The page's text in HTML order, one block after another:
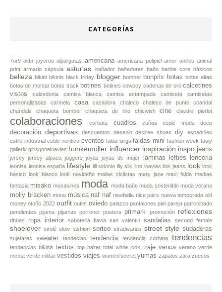
CATEGORÍAS
7or9 alda joyeros alpargatas americana americana polipiel amor anillos animal
print armario cápsula asturias bañador bañadores baño barbie core básicos
belleza bikini bikinis black friday blogger bomber bonprix botas botas altas
botas de montar botas track botines botines cowboy cadenas de oro calcetines
vistos
calzedonia camisa blanca camisa estampada camiseta
camisetas
personalizadas
carmela casa cazadora chaleco chaleco de punto
chandal
chandals
chaqueta bomber chaqueta de lino chicwish cine claudie pierlot
colaboraciones corbata cuadros cuñas cuplé moda deco
decoración deportivas descuentos desenio desiree shoes diy
espadriles
estilo industrial estilo nordico eventos falda larga faldas mini fashion week fasiy
gallerix girlsgoneloavies hunkemöller influencer inspiración inspo jeans
jersey jersey alpaca joggers joyas joyas de mujer laminas lefties lenceria
leonisa leonisa españa lifestyle lili sidonio lily silk lino loavies lois jeans look look
básico look blanco look navideño mallas ciclistas mary jane maxi falda medias
fantasia misako mocasines moda moda baño moda sostenible moda verano
molly bracken mono música naf naf newbella nice pairs nueva temporada old
money otoño 2022 outfit outlet oviedo palazzo pantalones piel pareja patrocinado
pendientes
pijama pijamas porronet posters primark promoción reflexiones
rihoas ropa interior sabateria flavia san valentin sandalias second female
shoelover sirolé slow fashion sorteo stradivarius street style sudaderas
sujetares sweater tendecias tendencia tendencia corbata tendencias
tendencias bikinis textos top halter total white look traje venca verano verde
menta verde militar vestidos viajes women'secret yumas zapatos zara zuecos